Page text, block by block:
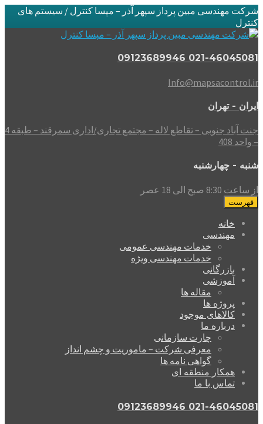
شرکت مهندسی مبین پرداز سپهر آذر – مپسا کنترل / سیستم های
کنترل
021-46045081 09123689946
Info@mapsacontrol.ir
ایران - تهران
جنت آباد جنوبی – تقاطع لاله – مجتمع تجاری/اداری سمرقند – طبقه 4
– واحد 408
شنبه - چهارشنبه
از ساعت 8:30 صبح الی 18 عصر
فهرست
خانه
مهندسی
خدمات مهندسی عمومی
خدمات مهندسی ویژه
بازرگانی
آموزشی
مقاله ها
پروژه ها
کالاهای موجود
درباره ما
چارت سازمانی
معرفی شرکت – ماموریت و چشم انداز
گواهی نامه ها
همکار منطقه ای
تماس با ما
021-46045081 09123689946